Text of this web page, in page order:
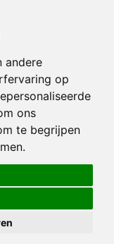
andere
op
ons
te begrijpen